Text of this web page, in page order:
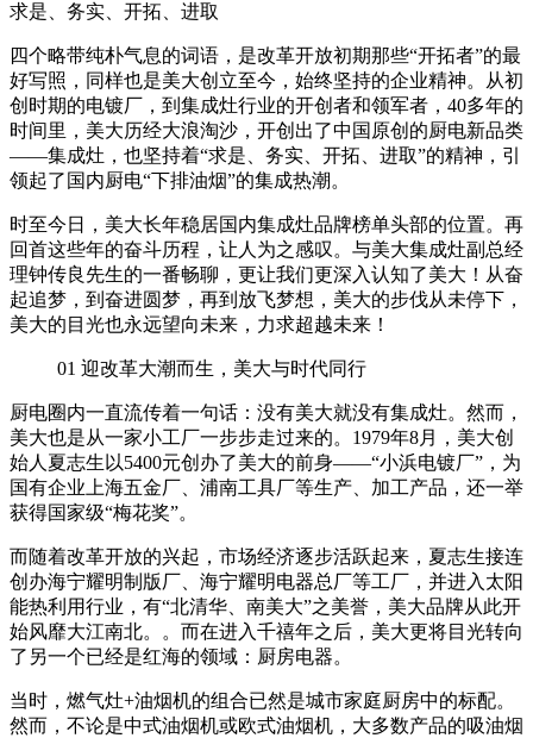
求是、务实、开拓、进取
四个略带纯朴气息的词语，是改革开放初期那些“开拓者”的最
好写照，同样也是美大创立至今，始终坚持的企业精神。从初
创时期的电镀厂，到集成灶行业的开创者和领军者，40多年的
时间里，美大历经大浪淘沙，开创出了中国原创的厨电新品类
——集成灶，也坚持着“求是、务实、开拓、进取”的精神，引
领起了国内厨电“下排油烟”的集成热潮。
时至今日，美大长年稳居国内集成灶品牌榜单头部的位置。再
回首这些年的奋斗历程，让人为之感叹。与美大集成灶副总经
理钟传良先生的一番畅聊，更让我们更深入认知了美大！从奋
起追梦，到奋进圆梦，再到放飞梦想，美大的步伐从未停下，
美大的目光也永远望向未来，力求超越未来！
01 迎改革大潮而生，美大与时代同行
厨电圈内一直流传着一句话：没有美大就没有集成灶。然而，
美大也是从一家小工厂一步步走过来的。1979年8月，美大创
始人夏志生以5400元创办了美大的前身——“小浜电镀厂”，为
国有企业上海五金厂、浦南工具厂等生产、加工产品，还一举
获得国家级“梅花奖”。
而随着改革开放的兴起，市场经济逐步活跃起来，夏志生接连
创办海宁耀明制版厂、海宁耀明电器总厂等工厂，并进入太阳
能热利用行业，有“北清华、南美大”之美誉，美大品牌从此开
始风靡大江南北。。而在进入千禧年之后，美大更将目光转向
了另一个已经是红海的领域：厨房电器。
当时，燃气灶+油烟机的组合已然是城市家庭厨房中的标配。
然而，不论是中式油烟机或欧式油烟机，大多数产品的吸油烟